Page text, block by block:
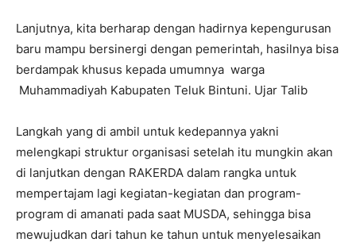
Lanjutnya, kita berharap dengan hadirnya kepengurusan
baru mampu bersinergi dengan pemerintah, hasilnya bisa
berdampak khusus kepada umumnya warga
Muhammadiyah Kabupaten Teluk Bintuni. Ujar Talib
Langkah yang di ambil untuk kedepannya yakni
melengkapi struktur organisasi setelah itu mungkin akan
di lanjutkan dengan RAKERDA dalam rangka untuk
mempertajam lagi kegiatan-kegiatan dan program-
program di amanati pada saat MUSDA, sehingga bisa
mewujudkan dari tahun ke tahun untuk menyelesaikan